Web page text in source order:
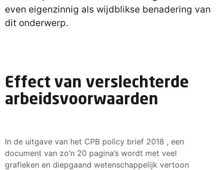
even eigenzinnig als wijdblikse benadering van
dit onderwerp.
Effect van verslechterde
arbeidsvoorwaarden
In de uitgave van het CPB policy brief 2018 , een
document van zo’n 20 pagina’s wordt met veel
grafieken en diepgaand wetenschappelijk vertoon